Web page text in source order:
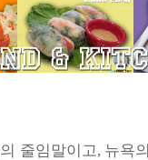
의 줄임말이고, 뉴욕